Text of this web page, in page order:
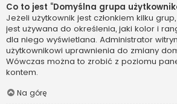
Co to jest “Domyślna grupa
Jeżeli użytkownik jest członkiem kilku
jest używana do określenia, jaki kolor i
dla niego wyświetlana. Administrator
użytkownikowi uprawnienia do zmiany
Wówczas można to zrobić z poziomu
kontem.
Na górę